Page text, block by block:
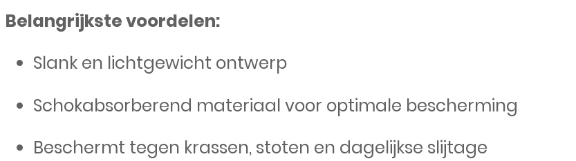
Belangrijkste voordelen:
Slank en lichtgewicht ontwerp
Schokabsorberend materiaal voor optimale bescherming
Beschermt tegen krassen, stoten en dagelijkse slijtage